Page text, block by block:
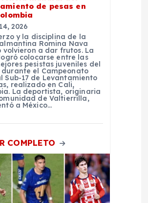
de pesas en
2026
y la disciplina de la
Romina Nava
volvieron a dar frutos. La
colocarse entre las
pesistas juveniles del
durante el Campeonato
Sub-17 de Levantamiento
realizado en Cali,
La deportista, originaria
de Valtierrilla,
a México…
COMPLETO